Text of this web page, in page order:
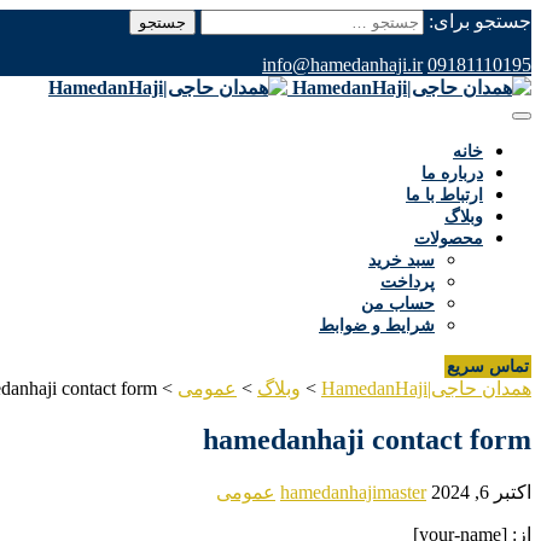
جستجو برای:
09181110195
info@hamedanhaji.ir
خانه
درباره ما
ارتباط با ما
وبلاگ
محصولات
سبد خرید
پرداخت
حساب من
شرایط و ضوابط
تماس سریع
همدان حاجی|HamedanHaji > وبلاگ > عمومی >
contact form
hamedanhaji contact form
اکتبر 6, 2024 hamedanhajimaster عمومی
از: [your-name]